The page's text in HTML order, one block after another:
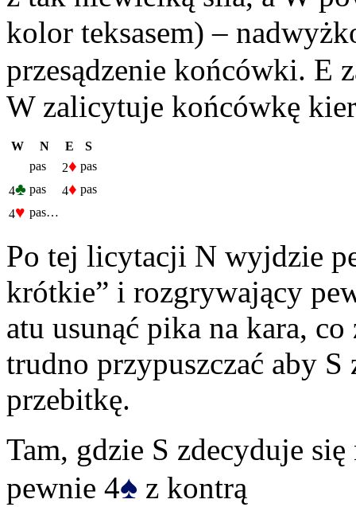
kolor teksasem) –
przesądzenie końcówki. E
W zalicytuje końcówkę
W N E
S
pas
2♦ pas
4♣ pas 4♦ pas
4♥ pas…
Po tej licytacji N wyjdzie
krótkie” i rozgrywający
atu usunąć pika na kara,
trudno przypuszczać aby S
przebitkę.
Tam, gdzie S zdecyduje
pewnie 4♠ z kontrą